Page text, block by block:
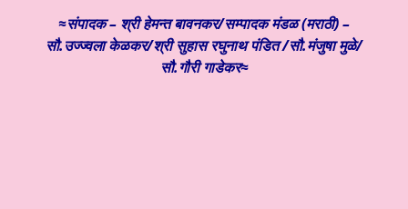
≈संपादक – श्री हेमन्त बावनकर/सम्पादक मंडळ (मराठी) –
सौ.उज्ज्वला केळकर/श्री सुहास रघुनाथ पंडित /सौ.मंजुषा मुळे/
सौ.गौरी गाडेकर≈